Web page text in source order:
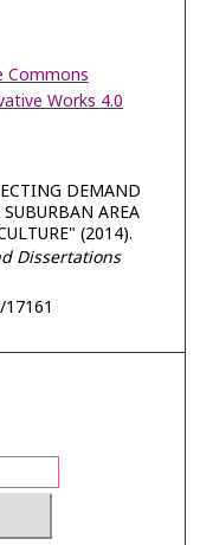
Commons
Works 4.0
DEMAND
AREA
(2014).
Dissertations